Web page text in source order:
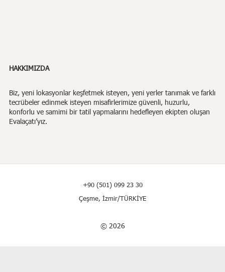
HAKKIMIZDA
Biz,yeni lokasyonlar keşfetmek isteyen, yeni yerler tanımak ve farklı
tecrübeler edinmek isteyen misafirlerimize güvenli, huzurlu,
konforlu ve samimi bir tatil yapmalarını hedefleyen ekipten oluşan
Evalaçatı’yız.
© 2026
+90 (501) 099 23 30
Çeşme, İzmir/TÜRKİYE